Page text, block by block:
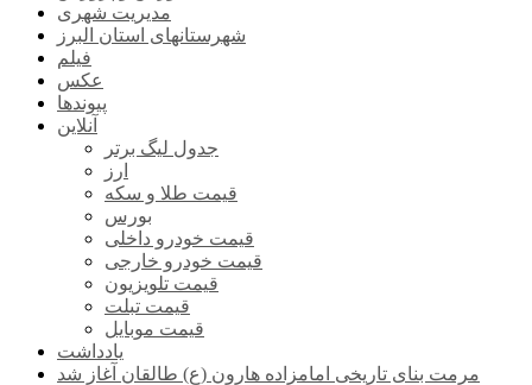
مدیریت شهری
شهرستانهای استان البرز
فیلم
عکس
پیوندها
آنلاین
جدول لیگ برتر
ارز
قیمت طلا و سکه
بورس
قیمت خودرو داخلی
قیمت خودرو خارجی
قیمت تلویزیون
قیمت تبلت
قیمت موبایل
یادداشت
مرمت بنای تاریخی امامزاده هارون (ع) طالقان آغاز شد